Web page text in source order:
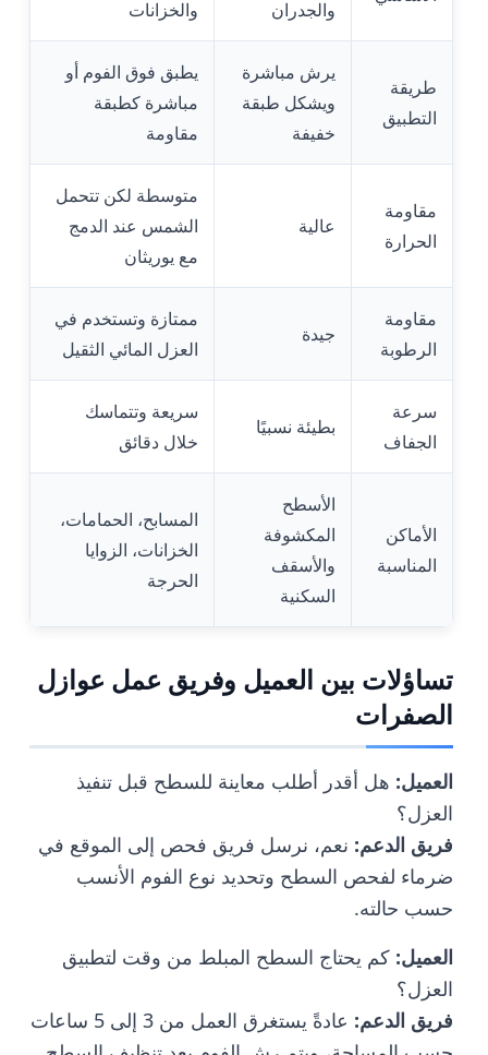
والجدران
والخزانات
طريقة
التطبيق
يرش مباشرة
ويشكل طبقة
خفيفة
يطبق فوق الفوم أو
مباشرة كطبقة
مقاومة
مقاومة
الحرارة
عالية
متوسطة لكن تتحمل
الشمس عند الدمج
مع يوريثان
مقاومة
الرطوبة
جيدة
ممتازة وتستخدم في
العزل المائي الثقيل
سرعة
الجفاف
بطيئة نسبيًا
سريعة وتتماسك
خلال دقائق
الأماكن
المناسبة
الأسطح
المكشوفة
والأسقف
السكنية
المسابح، الحمامات،
الخزانات، الزوايا
الحرجة
تساؤلات بين العميل وفريق عمل عوازل
الصفرات
العميل: هل أقدر أطلب معاينة للسطح قبل تنفيذ
العزل؟
فريق الدعم: نعم، نرسل فريق فحص إلى الموقع في
ضرماء لفحص السطح وتحديد نوع الفوم الأنسب
حسب حالته.
العميل: كم يحتاج السطح المبلط من وقت لتطبيق
العزل؟
فريق الدعم:
عادةً يستغرق العمل من 3 إلى 5 ساعات